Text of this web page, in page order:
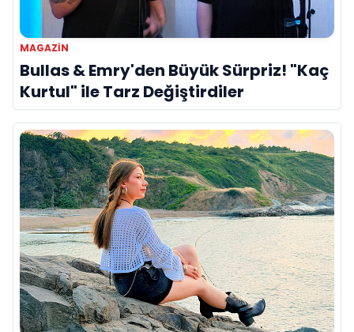
MAGAZIN
Bullas & Emry'den Büyük Sürpriz! "Kaç
Kurtul" ile Tarz Değiştirdiler